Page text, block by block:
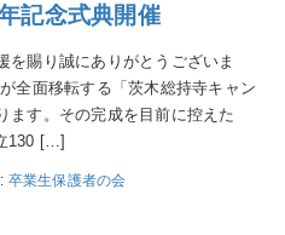
記念式典開催
を賜り誠にありがとうございま
全面移転する「茨木総持寺キャン
ます。その完成を目前に控えた
130 […]
卒業生保護者の会